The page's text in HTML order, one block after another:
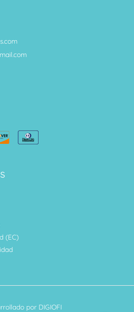
(EC)
por DIGIOFI